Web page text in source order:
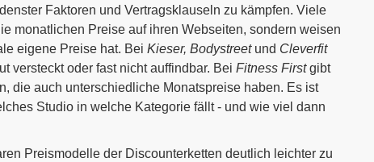
Faktoren und Vertragsklauseln zu kämpfen. Viele
monatlichen Preise auf ihren Webseiten, sondern weisen
eigene Preise hat. Bei Kieser, Bodystreetund Cleverfit
versteckt oder fast nicht auffindbar. Bei Fitness Firstgibt
die auch unterschiedliche Monatspreise haben. Es ist
Studio in welche Kategorie fällt - und wie viel dann
Preismodelle der Discounterketten deutlich leichter zu